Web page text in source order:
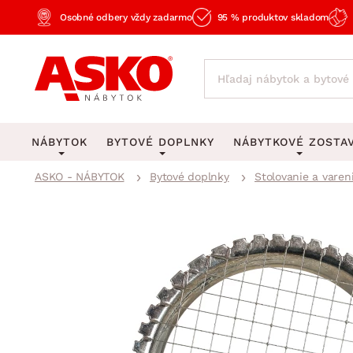
Osobné odbery vždy zadarmo 95 % produktov skladom
NÁBYTOK
Pracovňa a kancelária
BYTOVÉ DOPLNKY
Stropné osvetlenie
Lustre a závesné
Stojacie lampy
Zobrazit vše
NÁBYTKOVÉ
Kancelárske
Kuchynské
Detské
Predsieňové
ASKO - NÁBYTOK Bytové doplnky Stolovanie a